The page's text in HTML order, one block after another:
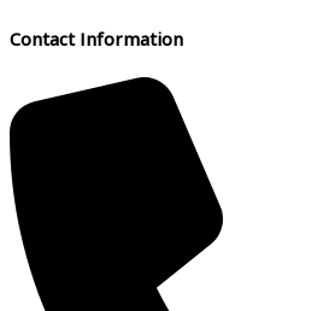
Contact Information